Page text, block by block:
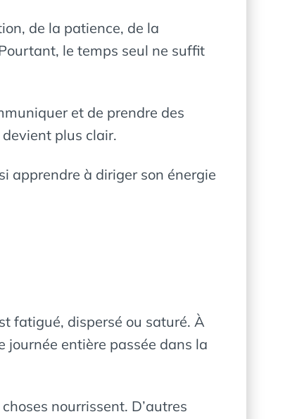
de la patience, de la
le temps seul ne suffit
et de prendre des
plus clair.
apprendre à diriger son énergie
fatigué, dispersé ou saturé. À
journée entière passée dans la
nourrissent. D’autres